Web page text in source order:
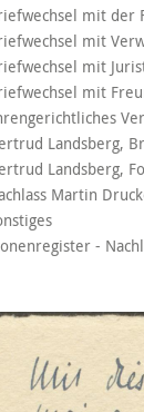
mit der
mit
mit
mit
Landsberg,
Landsberg,
Martin
-